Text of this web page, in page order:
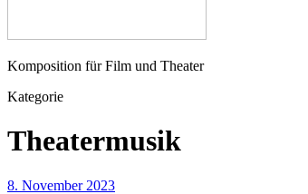
Komposition für Film und Theater
Kategorie
Theatermusik
8. November 2023